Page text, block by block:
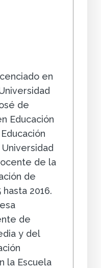
en
de
Educación
de la
de
2016.
de
y del
la Escuela